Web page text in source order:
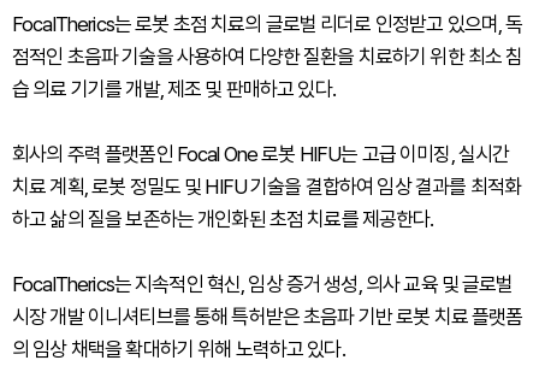
FocalTherics는 로봇 초점 치료의 글로벌 리더로 인정받고 있으며, 독
점적인 초음파 기술을 사용하여 다양한 질환을 치료하기 위한 최소 침
습 의료 기기를 개발, 제조 및 판매하고 있다.
회사의 주력 플랫폼인 Focal One 로봇 HIFU는 고급 이미징, 실시간
치료 계획, 로봇 정밀도 및 HIFU 기술을 결합하여 임상 결과를 최적화
하고 삶의 질을 보존하는 개인화된 초점 치료를 제공한다.
FocalTherics는 지속적인 혁신, 임상 증거 생성, 의사 교육 및 글로벌
시장 개발 이니셔티브를 통해 특허받은 초음파 기반 로봇 치료 플랫폼
의 임상 채택을 확대하기 위해 노력하고 있다.